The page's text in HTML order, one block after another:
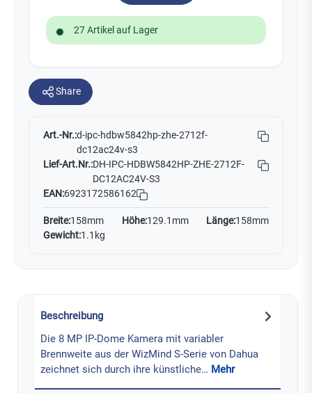
27 Artikel auf Lager
Share
Art.-Nr.:d-ipc-hdbw5842hp-zhe-2712f-
dc12ac24v-s3
Lief-Art.Nr.:DH-IPC-HDBW5842HP-ZHE-2712F-
DC12AC24V-S3
EAN:6923172586162
Breite:158mm Höhe:129.1mm Länge:158mm
Gewicht:1.1kg
Beschreibung
Die 8 MP IP-Dome Kamera mit variabler
Brennweite aus der WizMind S-Serie von Dahua
zeichnet sich durch ihre künstliche… Mehr